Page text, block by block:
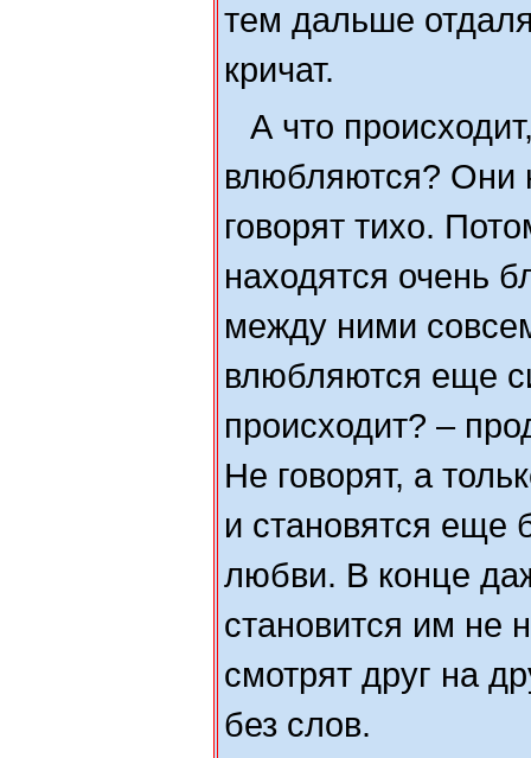
тем дальше
кричат.
А что
влюбляются? Они
говорят тихо.
находятся очень
между ними
влюбляются еще
происходит? –
Не говорят, а
и становятся еще
любви. В конце
становится им не
смотрят друг на
без слов.